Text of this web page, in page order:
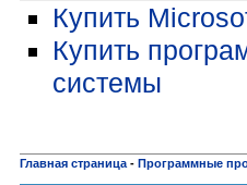
Купить
Купить
системы
Главная страница - Программные